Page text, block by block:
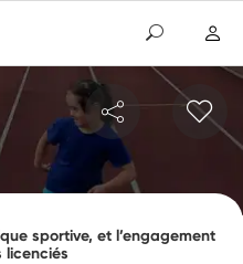
sportive, et l’engagement
licenciés